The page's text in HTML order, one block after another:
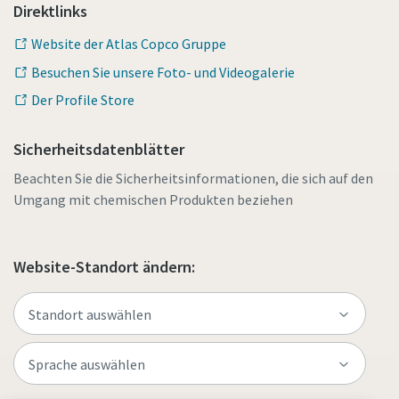
Direktlinks
Website der Atlas Copco Gruppe
Besuchen Sie unsere Foto- und Videogalerie
Der Profile Store
Sicherheitsdatenblätter
Beachten Sie die Sicherheitsinformationen, die sich auf den
Umgang mit chemischen Produkten beziehen
Website-Standort ändern: